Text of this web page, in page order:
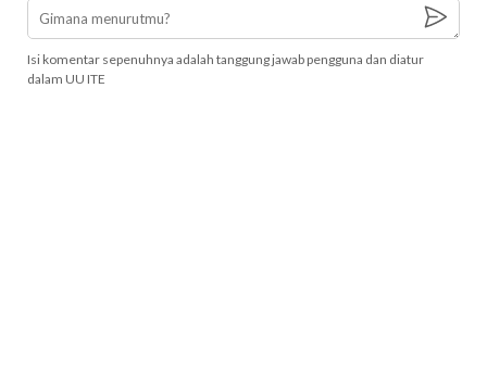
Isi komentar sepenuhnya adalah tanggung jawab pengguna dan diatur
dalam UU ITE